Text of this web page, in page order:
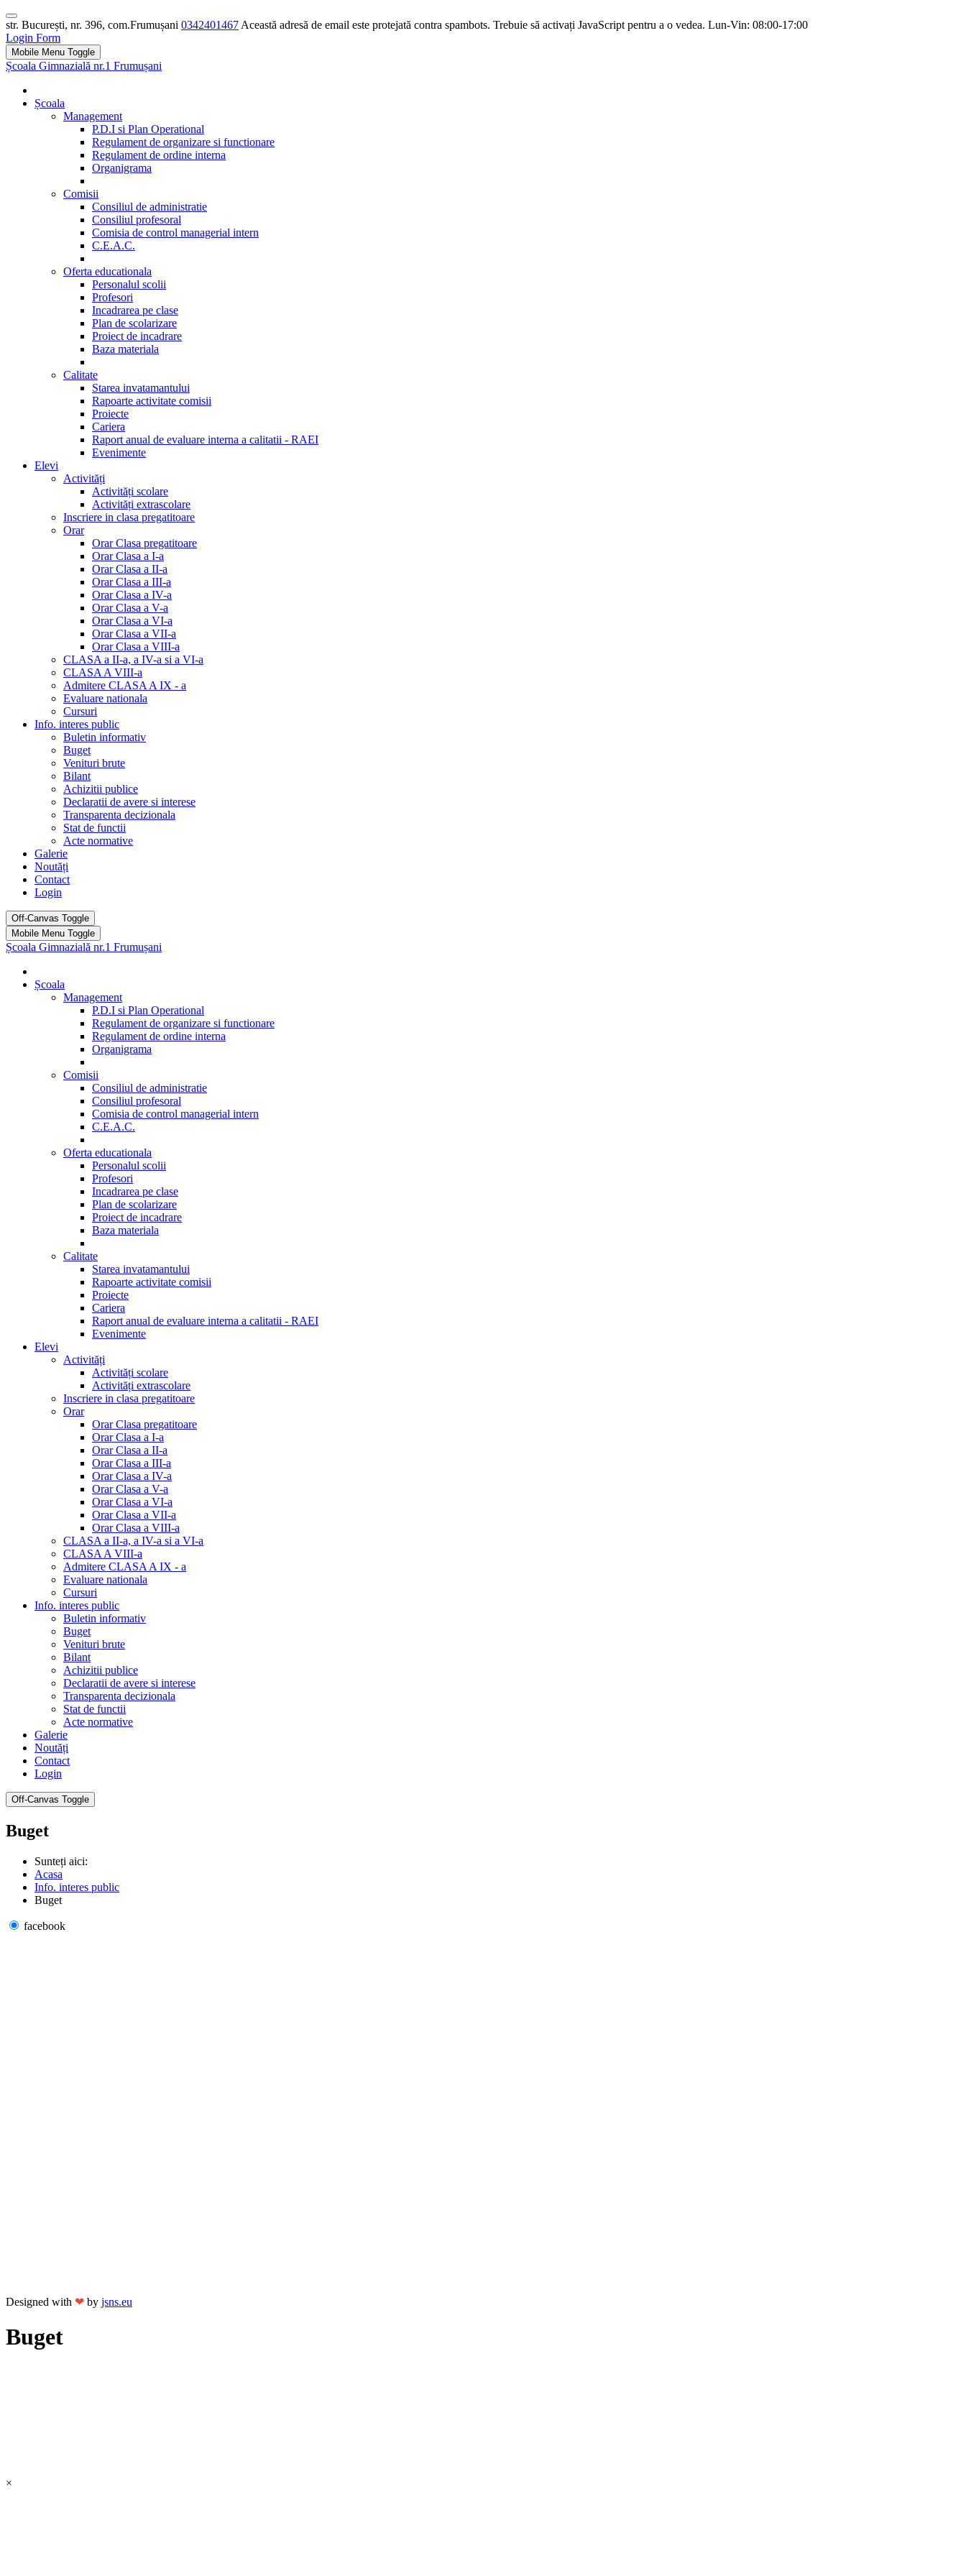
str. București, nr. 396, com.Frumușani 0342401467 Această adresă de email este protejată contra spambots. Trebuie să activați JavaScript pentru a o vedea. Lun-Vin: 08:00-17:00
Login Form
Mobile Menu Toggle
Școala Gimnazială nr.1 Frumușani
Școala
Management
P.D.I si Plan Operational
Regulament de organizare si functionare
Regulament de ordine interna
Organigrama
Comisii
Consiliul de administratie
Consiliul profesoral
Comisia de control managerial intern
C.E.A.C.
Oferta educationala
Personalul scolii
Profesori
Incadrarea pe clase
Plan de scolarizare
Proiect de incadrare
Baza materiala
Calitate
Starea invatamantului
Rapoarte activitate comisii
Proiecte
Cariera
Raport anual de evaluare interna a calitatii - RAEI
Evenimente
Elevi
Activități
Activități scolare
Activități extrascolare
Inscriere in clasa pregatitoare
Orar
Orar Clasa pregatitoare
Orar Clasa a I-a
Orar Clasa a II-a
Orar Clasa a III-a
Orar Clasa a IV-a
Orar Clasa a V-a
Orar Clasa a VI-a
Orar Clasa a VII-a
Orar Clasa a VIII-a
CLASA a II-a, a IV-a si a VI-a
CLASA A VIII-a
Admitere CLASA A IX - a
Evaluare nationala
Cursuri
Info. interes public
Buletin informativ
Buget
Venituri brute
Bilant
Achizitii publice
Declaratii de avere si interese
Transparenta decizionala
Stat de functii
Acte normative
Galerie
Noutăți
Contact
Login
Off-Canvas Toggle
Mobile Menu Toggle
Școala Gimnazială nr.1 Frumușani
Școala
Management
P.D.I si Plan Operational
Regulament de organizare si functionare
Regulament de ordine interna
Organigrama
Comisii
Consiliul de administratie
Consiliul profesoral
Comisia de control managerial intern
C.E.A.C.
Oferta educationala
Personalul scolii
Profesori
Incadrarea pe clase
Plan de scolarizare
Proiect de incadrare
Baza materiala
Calitate
Starea invatamantului
Rapoarte activitate comisii
Proiecte
Cariera
Raport anual de evaluare interna a calitatii - RAEI
Evenimente
Elevi
Activități
Activități scolare
Activități extrascolare
Inscriere in clasa pregatitoare
Orar
Orar Clasa pregatitoare
Orar Clasa a I-a
Orar Clasa a II-a
Orar Clasa a III-a
Orar Clasa a IV-a
Orar Clasa a V-a
Orar Clasa a VI-a
Orar Clasa a VII-a
Orar Clasa a VIII-a
CLASA a II-a, a IV-a si a VI-a
CLASA A VIII-a
Admitere CLASA A IX - a
Evaluare nationala
Cursuri
Info. interes public
Buletin informativ
Buget
Venituri brute
Bilant
Achizitii publice
Declaratii de avere si interese
Transparenta decizionala
Stat de functii
Acte normative
Galerie
Noutăți
Contact
Login
Off-Canvas Toggle
Buget
Sunteți aici:
Acasa
Info. interes public
Buget
facebook
Designed with ❤ by jsns.eu
Buget
×